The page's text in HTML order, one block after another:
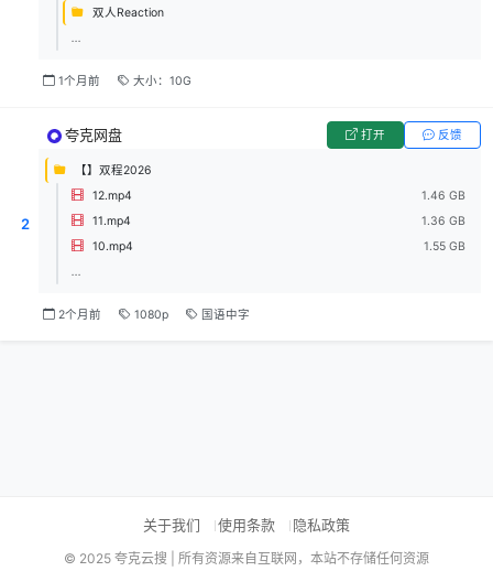
双人Reaction
...
1个月前 大小：10G
2
夸克网盘 打开 反馈
【】双程2026
12.mp4
1.46 GB
11.mp4
1.36 GB
10.mp4
1.55 GB
...
2个月前 1080p 国语中字
关于我们 使用条款 隐私政策
© 2025 夸克云搜 | 所有资源来自互联网，本站不存储任何资源